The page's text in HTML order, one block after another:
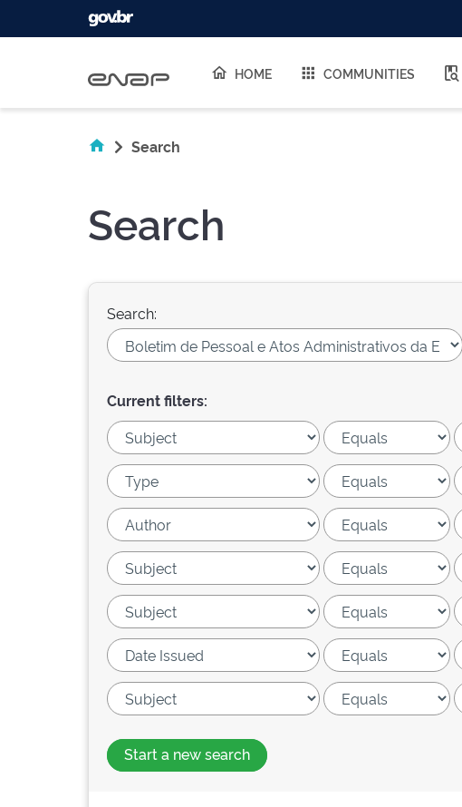
HOME COMMUNITIES
Search
Search
Search:
Current filters:
Start a new search